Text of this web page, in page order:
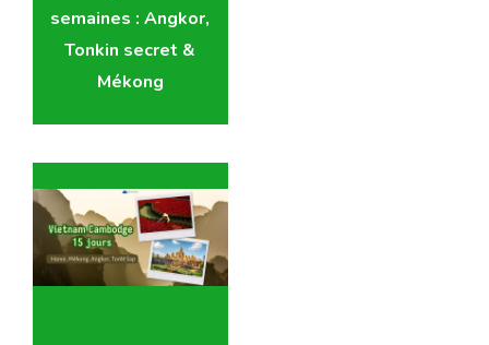
semaines : Angkor,
Tonkin secret &
Mékong